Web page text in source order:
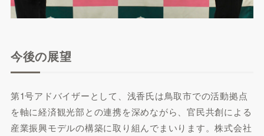
今後の展望
第1号アドバイザーとして、浅香氏は鳥取市での活動拠点
を軸に経済観光部との連携を深めながら、官民共創による
産業振興モデルの構築に取り組んでまいります。株式会社